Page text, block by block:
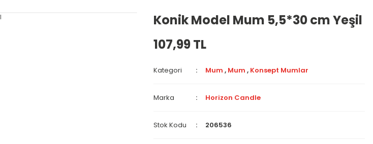
Konik Model Mum 5,5*30 cm Yeşil
107,99 TL
Kategori Mum , Mum , Konsept Mumlar
Marka Horizon Candle
Stok Kodu 206536